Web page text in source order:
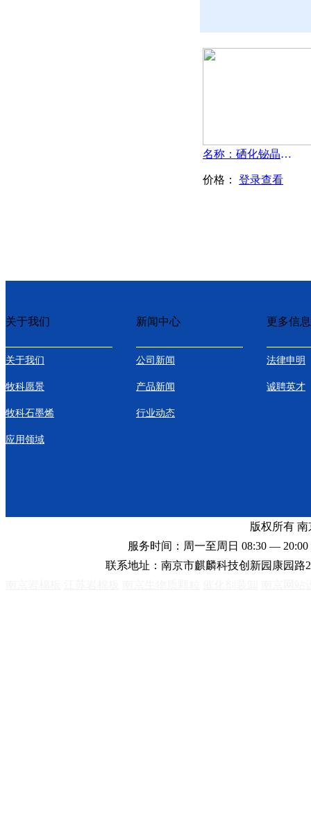
名称：硒化铋晶体-BiSe
价格： 登录查看
关于我们 新闻中心 更多信息
关于我们
牧科愿景
牧科石墨烯
应用领域
公司新闻
产品新闻
行业动态
法律申明
诚聘英才
版权所有
服务时间：周一至周日 08:30 —
联系地址：南京市麒麟科技创新园康园